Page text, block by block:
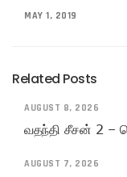
MAY 1, 2019
Related Posts
AUGUST 8, 2026
வதந்தி சீசன் 2 –
AUGUST 7, 2026